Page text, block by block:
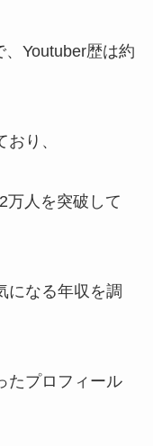
Youtuber歴は約
り、
万人を突破して
になる年収を調
たプロフィール